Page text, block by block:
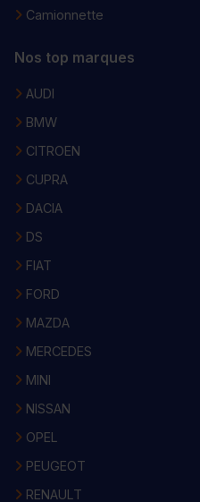
Camionnette
Nos top marques
AUDI
BMW
CITROEN
CUPRA
DACIA
DS
FIAT
FORD
MAZDA
MERCEDES
MINI
NISSAN
OPEL
PEUGEOT
RENAULT